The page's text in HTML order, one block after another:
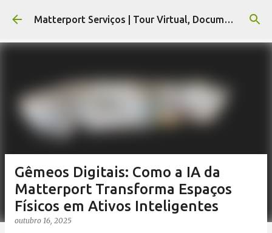
Pular para o conteúdo principal Matterport Serviços | Tour Virtual, Documentação e Levantamentos 3D Matterport | Robson Real
Gêmeos Digitais: Como a IA da
Matterport Transforma Espaços
Físicos em Ativos Inteligentes
outubro 16, 2025